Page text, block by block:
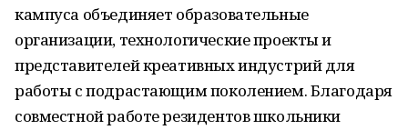
кампуса объединяет образовательные
организации, технологические проекты и
представителей креативных индустрий для
работы с подрастающим поколением. Благодаря
совместной работе резидентов школьники